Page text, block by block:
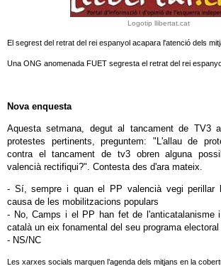
Logotip llibertat.cat
El segrest del retrat del rei espanyol acapara l'atenció dels
Una ONG anomenada FUET segresta el retrat del rei
Nova enquesta
Aquesta setmana, degut al tancament de TV3
protestes pertinents, preguntem: "L'allau de
contra el tancament de tv3 obren alguna
valencià rectifiqui?". Contesta des d'ara mateix.
- Sí, sempre i quan el PP valencià vegi perillar
causa de les mobilitzacions populars
- No, Camps i el PP han fet de l'anticatalanisme
català un eix fonamental del seu programa electoral
- NS/NC
Les xarxes socials marquen l’agenda dels mitjans en la